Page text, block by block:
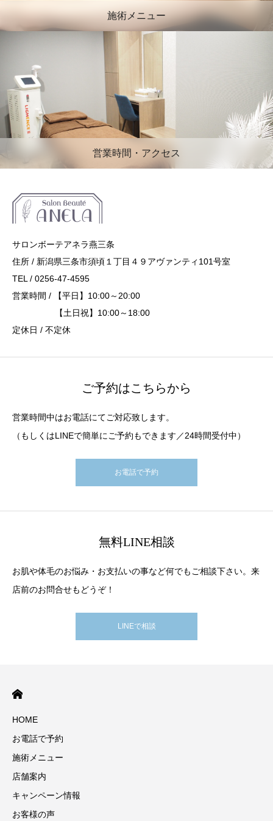
施術メニュー
営業時間・アクセス
サロンボーテアネラ燕三条
住所 / 新潟県三条市須頃１丁目４９アヴァンティ101号室
TEL / 0256-47-4595
営業時間 / 【平日】10:00～20:00
【土日祝】10:00～18:00
定休日 / 不定休
ご予約はこちらから
営業時間中はお電話にてご対応致します。
（もしくはLINEで簡単にご予約もできます／24時間受付中）
お電話で予約
無料LINE相談
お肌や体毛のお悩み・お支払いの事など何でもご相談下さい。来
店前のお問合せもどうぞ！
LINEで相談
HOME
お電話で予約
施術メニュー
店舗案内
キャンペーン情報
お客様の声